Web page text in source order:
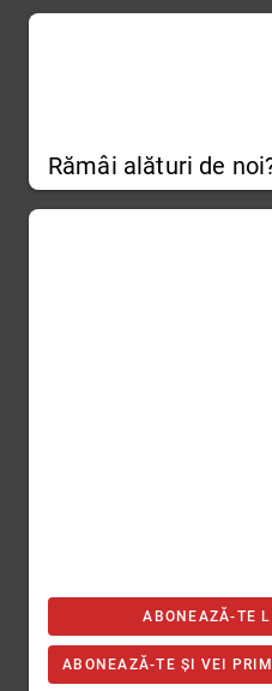
Rămâi alături de
ABONEAZĂ-TE
ABONEAZĂ-TE ȘI VEI